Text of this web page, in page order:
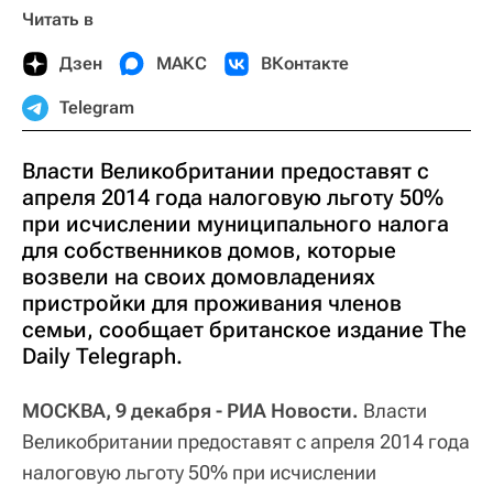
Читать в
Дзен МАКС ВКонтакте
Telegram
Власти Великобритании предоставят с
апреля 2014 года налоговую льготу 50%
при исчислении муниципального налога
для собственников домов, которые
возвели на своих домовладениях
пристройки для проживания членов
семьи, сообщает британское издание The
Daily Telegraph.
МОСКВА, 9 декабря - РИА Новости. Власти
Великобритании предоставят с апреля 2014 года
налоговую льготу 50% при исчислении